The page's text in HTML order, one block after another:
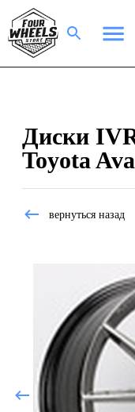
Диски
Toyota
вернуться назад